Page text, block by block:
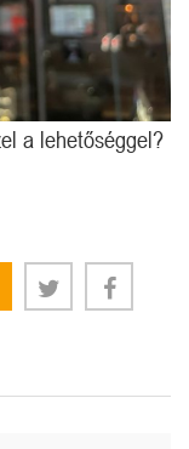
a lehetőséggel?